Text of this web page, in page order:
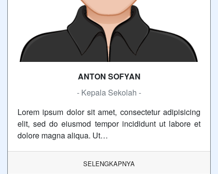
ANTON SOFYAN
- Kepala Sekolah -
Lorem ipsum dolor sit amet, consectetur adipisicing
elit, sed do eiusmod tempor incididunt ut labore et
dolore magna aliqua. Ut…
SELENGKAPNYA